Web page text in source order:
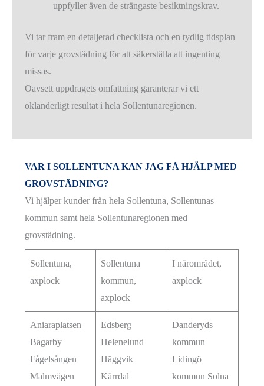
uppfyller även de strängaste besiktningskrav.
Vi tar fram en detaljerad checklista och en tydlig tidsplan
för varje grovstädning för att säkerställa att ingenting
missas.
Oavsett uppdragets omfattning garanterar vi ett
oklanderligt resultat i hela Sollentunaregionen.
VAR I SOLLENTUNA KAN JAG FÅ HJÄLP MED
GROVSTÄDNING?
Vi hjälper kunder från hela Sollentuna, Sollentunas
kommun samt hela Sollentunaregionen med
grovstädning.
Sollentuna,
axplock
Sollentuna
kommun,
axplock
I närområdet,
axplock
Aniaraplatsen
Bagarby
Fågelsången
Malmvägen
Edsberg
Helenelund
Häggvik
Kärrdal
Danderyds
kommun
Lidingö
kommun Solna